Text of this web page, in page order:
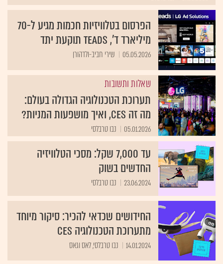
הפרסום בטלוויזיות חכמות מגיע ל-70
מיליארד ד', Teads תוקעת יתד
05.05.2026 שירי חביב-ולדהורן
שאלות ותשובות
תערוכת הטכנולוגיה הגדולה בעולם:
מה זה CES, ואיך מושפעות המניות?
05.01.2026 נבו טרבלסי
עד 7,000 שקל: מסכי הטלוויזיה
החדשים בשוק
23.06.2024 נבו טרבלסי
החידושים שכדאי להכיר: סיקור מיוחד
מתערוכת הטכנולוגיה CES
14.01.2024 נבו טרבלסי, לאס וגאס